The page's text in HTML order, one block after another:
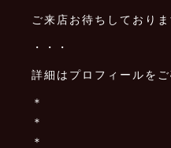
ご来店お待ちしておりま
・・・
詳細はプロフィールをご
＊
＊
＊